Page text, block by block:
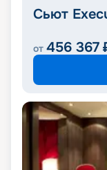
Сьют
от 456 367